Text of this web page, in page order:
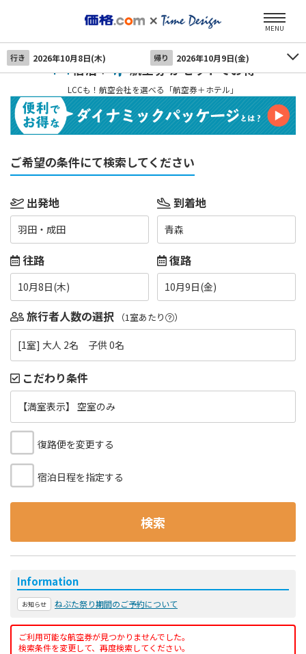
MENU
行き 2026年10月8日(木) 帰り 2026年10月9日(金)
宿泊＋ 航空券 がセットでお得
LCCも！航空会社を選べる「航空券＋ホテル」
ご希望の条件にて検索してください
出発地
羽田・成田
到着地
青森
往路
10月8日(木)
復路
10月9日(金)
旅行者人数の選択 （1室あたり ）
[1室] 大人 2名 子供 0名
こだわり条件
【満室表示】 空室のみ
復路便を変更する
宿泊日程を指定する
検索
Information
お知らせ ねぶた祭り期間のご予約について
ご利用可能な航空券が見つかりませんでした。
検索条件を変更して、再度検索してください。